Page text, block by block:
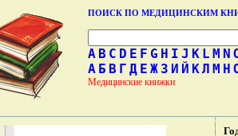
ПОИСК ПО МЕДИЦИНСКИМ
A B C D E F G H I J K L M N
А Б В Г Д Е Ж З И Й КЛ М Н
Медицинские книжки